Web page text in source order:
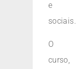
e
sociais.
O
curso,